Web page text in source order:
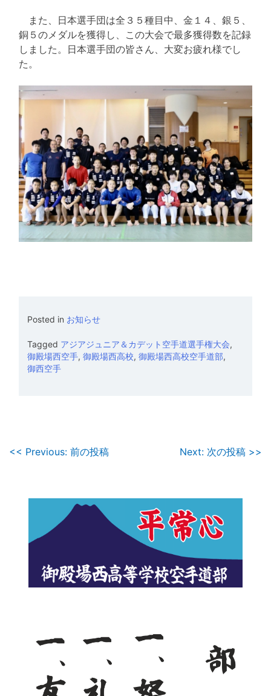
また、日本選手団は全３５種目中、金１４、銀５、
銅５のメダルを獲得し、この大会で最多獲得数を記録
しました。日本選手団の皆さん、大変お疲れ様でし
た。
Posted in お知らせ
Tagged アジアジュニア＆カデット空手道選手権大会,
御殿場西空手, 御殿場西高校, 御殿場西高校空手道部,
御西空手
投
<< Previous: 前の投稿 Next: 次の投稿 >>